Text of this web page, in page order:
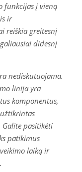
funkcijas į vieną
ir
reiškia greitesnį
didesnį
nediskutuojama.
linija yra
komponentus,
Galite pasitikėti
patikimus
laiką ir